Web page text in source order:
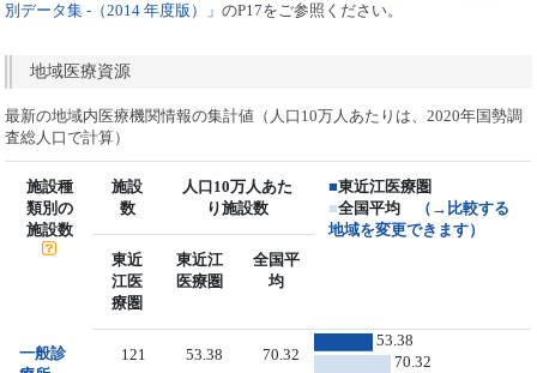
別データ集 -（2014 年度版）」のP17をご参照ください。
地域医療資源
最新の地域内医療機関情報の集計値（人口10万人あたりは、2020年国勢調
査総人口で計算）
施設種
類別の
施設数
施設
数
人口10万人あた
り施設数
■東近江医療圏
■全国平均
（→比較する
地域を変更できます）
東近
江医
療圏
東近江
医療圏
全国平
均
一般診
121 53.38 70.32
53.38
70.32